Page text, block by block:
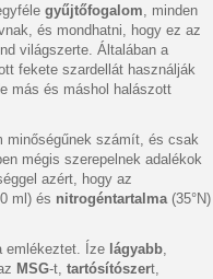
gyűjtőfogalom, minden
és mondhatni, hogy ez az
világszerte. Általában a
fekete szardellát használják
más és máshol halászott
minőségűnek számít, és csak
mégis szerepelnek adalékok
azért, hogy az
ml) és nitrogéntartalma (35°N)
emlékeztet. Íze lágyabb,
MSG-t, tartósítószert,